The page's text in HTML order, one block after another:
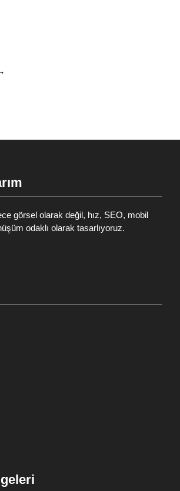
görsel olarak değil, hız, SEO, mobil
odaklı olarak tasarlıyoruz.